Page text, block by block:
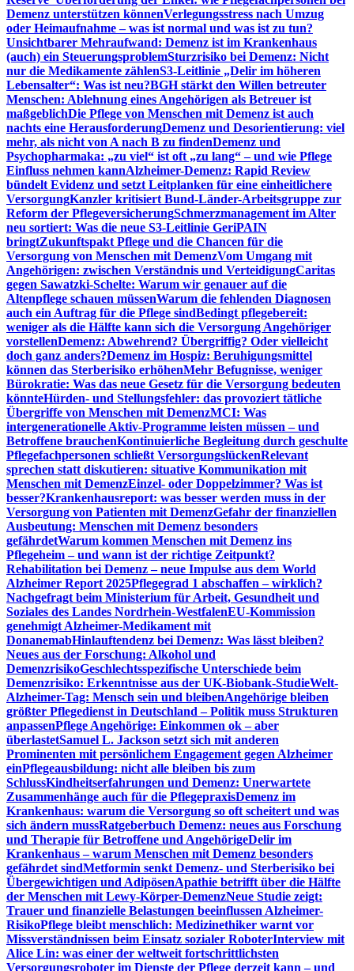
Demenz unterstützen könnenVerlegungsstress nach Umzug
oder Heimaufnahme – was ist normal und was ist zu tun?
Unsichtbarer Mehraufwand: Demenz ist im Krankenhaus
(auch) ein SteuerungsproblemSturzrisiko bei Demenz: Nicht
nur die Medikamente zählenS3-Leitlinie „Delir im höheren
Lebensalter“: Was ist neu?BGH stärkt den Willen betreuter
Menschen: Ablehnung eines Angehörigen als Betreuer ist
maßgeblichDie Pflege von Menschen mit Demenz ist auch
nachts eine HerausforderungDemenz und Desorientierung: viel
mehr, als nicht von A nach B zu findenDemenz und
Psychopharmaka: „zu viel“ ist oft „zu lang“ – und wie Pflege
Einfluss nehmen kannAlzheimer-Demenz: Rapid Review
bündelt Evidenz und setzt Leitplanken für eine einheitlichere
VersorgungKanzler kritisiert Bund-Länder-Arbeitsgruppe zur
Reform der PflegeversicherungSchmerzmanagement im Alter
neu sortiert: Was die neue S3-Leitlinie GeriPAIN
bringtZukunftspakt Pflege und die Chancen für die
Versorgung von Menschen mit DemenzVom Umgang mit
Angehörigen: zwischen Verständnis und VerteidigungCaritas
gegen Sawatzki-Schelte: Warum wir genauer auf die
Altenpflege schauen müssenWarum die fehlenden Diagnosen
auch ein Auftrag für die Pflege sindBedingt pflegebereit:
weniger als die Hälfte kann sich die Versorgung Angehöriger
vorstellenDemenz: Abwehrend? Übergriffig? Oder vielleicht
doch ganz anders?Demenz im Hospiz: Beruhigungsmittel
können das Sterberisiko erhöhenMehr Befugnisse, weniger
Bürokratie: Was das neue Gesetz für die Versorgung bedeuten
könnteHürden- und Stellungsfehler: das provoziert tätliche
Übergriffe von Menschen mit DemenzMCI: Was
intergenerationelle Aktiv-Programme leisten müssen – und
Betroffene brauchenKontinuierliche Begleitung durch geschulte
Pflegefachpersonen schließt VersorgungslückenRelevant
sprechen statt diskutieren: situative Kommunikation mit
Menschen mit DemenzEinzel- oder Doppelzimmer? Was ist
besser?Krankenhausreport: was besser werden muss in der
Versorgung von Patienten mit DemenzGefahr der finanziellen
Ausbeutung: Menschen mit Demenz besonders
gefährdetWarum kommen Menschen mit Demenz ins
Pflegeheim – und wann ist der richtige Zeitpunkt?
Rehabilitation bei Demenz – neue Impulse aus dem World
Alzheimer Report 2025Pflegegrad 1 abschaffen – wirklich?
Nachgefragt beim Ministerium für Arbeit, Gesundheit und
Soziales des Landes Nordrhein-WestfalenEU-Kommission
genehmigt Alzheimer-Medikament mit
DonanemabHinlauftendenz bei Demenz: Was lässt bleiben?
Neues aus der Forschung: Alkohol und
DemenzrisikoGeschlechtsspezifische Unterschiede beim
Demenzrisiko: Erkenntnisse aus der UK-Biobank-StudieWelt-
Alzheimer-Tag: Mensch sein und bleibenAngehörige bleiben
größter Pflegedienst in Deutschland – Politik muss Strukturen
anpassenPflege Angehörige: Einkommen ok – aber
überlastetSamuel L. Jackson setzt sich mit anderen
Prominenten mit persönlichem Engagement gegen Alzheimer
einPflegeausbildung: nicht alle bleiben bis zum
SchlussKindheitserfahrungen und Demenz: Unerwartete
Zusammenhänge auch für die PflegepraxisDemenz im
Krankenhaus: warum die Versorgung so oft scheitert und was
sich ändern mussRatgeberbuch Demenz: neues aus Forschung
und Therapie für Betroffene und AngehörigeDelir im
Krankenhaus – warum Menschen mit Demenz besonders
gefährdet sindMetformin senkt Demenz- und Sterberisiko bei
Übergewichtigen und AdipösenApathie betrifft über die Hälfte
der Menschen mit Lewy-Körper-DemenzNeue Studie zeigt:
Trauer und finanzielle Belastungen beeinflussen Alzheimer-
RisikoPflege bleibt menschlich: Medizinethiker warnt vor
Missverständnissen beim Einsatz sozialer RoboterInterview mit
Alice Lin: was einer der weltweit fortschrittlichsten
Versorgungsroboter im Dienste der Pflege derzeit kann – und